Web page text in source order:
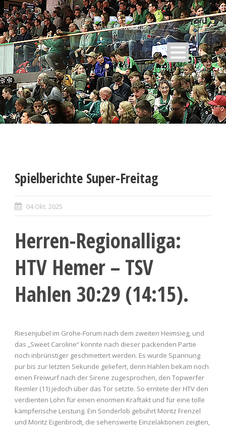
Spielberichte Super-Freitag
04 Okt. 2025
Herren-Regionalliga:
HTV Hemer – TSV
Hahlen 30:29 (14:15).
Riesenjubel im Grohe-Forum nach dem zweiten Heimsieg, und
das „Sweet Caroline“ konnte nach dieser packenden Partie
noch inbrünstiger geschmettert werden. Es wurde Spannung
pur bis zur letzten Sekunde geliefert, denn Hahlen bekam noch
einen Freiwurf nach der Sirene zugesprochen, den Topwerfer
Reimler (11) jedoch über das Tor setzte. So erntete der HTV den
verdienten Lohn für einen enormen Kraftakt und für eine tolle
kämpferische Leistung. Ein Sonderlob gebührt Moritz Frenzel
und Moritz Eigenbrodt, die sehenswerte Einzelaktionen zeigten,